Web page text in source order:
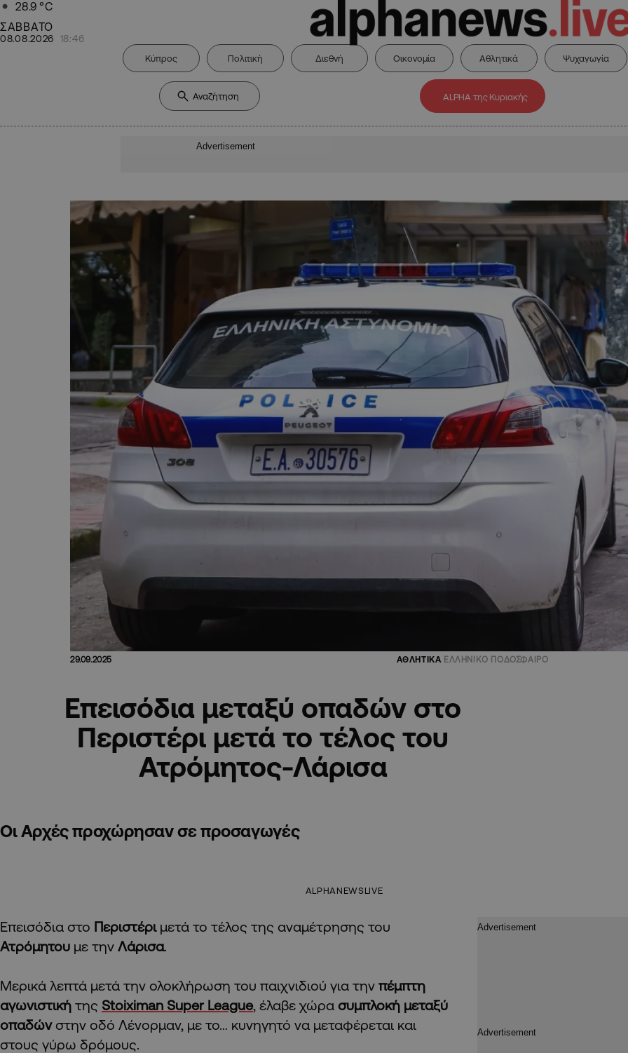
28.9 °C
ΣΑΒΒΑΤΟ
08.08.2026 18:46
Κύπρος Πολιτική Διεθνή Οικονομία Αθλητικά Ψυχαγωγία
ALPHA της Κυριακής
Advertisement
29.09.2025 ΑΘΛΗΤΙΚΑ ΕΛΛΗΝΙΚΟ ΠΟΔΟΣΦΑΙΡΟ
Επεισόδια μεταξύ οπαδών στο
Περιστέρι μετά το τέλος του
Ατρόμητος-Λάρισα
Οι Αρχές προχώρησαν σε προσαγωγές
ALPHANEWSLIVE
Επεισόδια στο Περιστέρι μετά το τέλος της αναμέτρησης του
Ατρόμητου με την Λάρισα.
Μερικά λεπτά μετά την ολοκλήρωση του παιχνιδιού για την πέμπτη
αγωνιστική της Stoiximan Super League, έλαβε χώρα συμπλοκή μεταξύ
οπαδώνστην οδό Λένορμαν, με το… κυνηγητό να μεταφέρεται και
στους γύρω δρόμους.